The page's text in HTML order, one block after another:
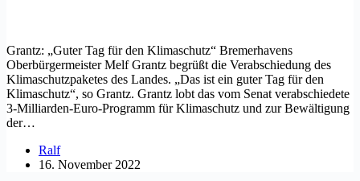
Grantz: „Guter Tag für den Klimaschutz“ Bremerhavens
Oberbürgermeister Melf Grantz begrüßt die Verabschiedung des
Klimaschutzpaketes des Landes. „Das ist ein guter Tag für den
Klimaschutz“, so Grantz. Grantz lobt das vom Senat verabschiedete
3-Milliarden-Euro-Programm für Klimaschutz und zur Bewältigung
der…
Ralf
16. November 2022